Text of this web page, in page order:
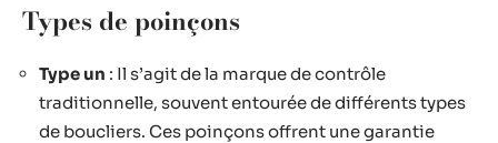
Types de poinçons
Type un : Il s’agit de la marque de contrôle
traditionnelle, souvent entourée de différents types
de boucliers. Ces poinçons offrent une garantie